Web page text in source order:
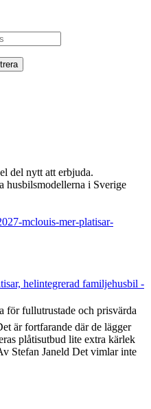
del nytt att erbjuda.
husbilsmodellerna i Sverige
mclouis-mer-platisar-
helintegrerad familjehusbil -
fullutrustade och prisvärda
är fortfarande där de lägger
plåtisutbud lite extra kärlek
Stefan Janeld Det vimlar inte